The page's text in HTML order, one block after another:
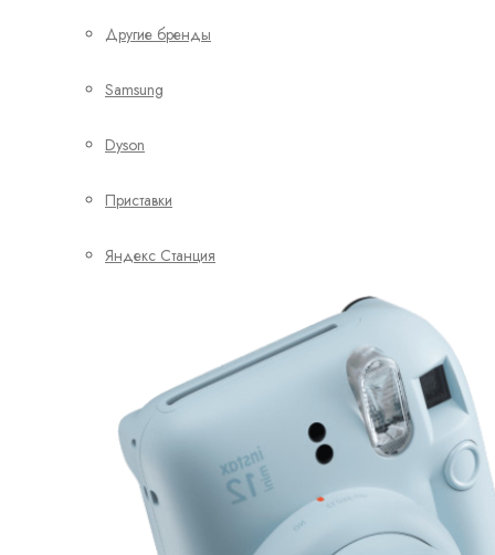
Другие бренды
Samsung
Dyson
Приставки
Яндекс Станция